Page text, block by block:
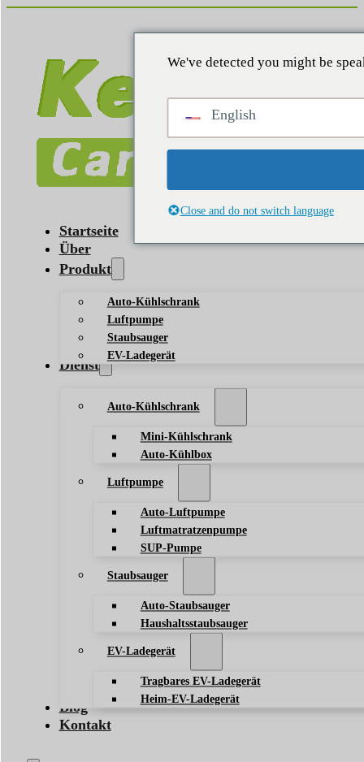
Startseite
Über
Produkt
Auto-Kühlschrank
Luftpumpe
Staubsauger
EV-Ladegerät
Dienst
Auto-Kühlschrank
Mini-Kühlschrank
Auto-Kühlbox
Luftpumpe
Auto-Luftpumpe
Luftmatratzenpumpe
SUP-Pumpe
Staubsauger
Auto-Staubsauger
Haushaltsstaubsauger
EV-Ladegerät
Tragbares EV-Ladegerät
Heim-EV-Ladegerät
Blog
Kontakt
We've detected you might be
English
Close and do not switch language